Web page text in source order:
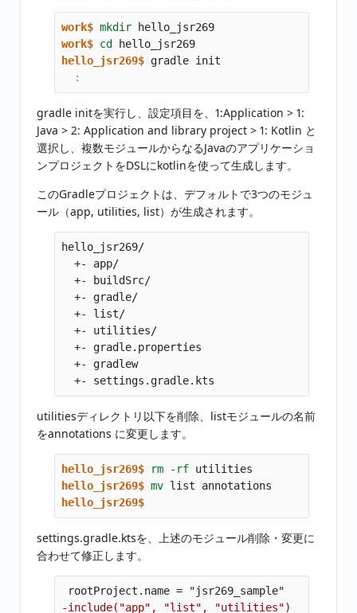
work$ mkdir
work$ cd
hello_jsr269$
gradle initを実行し、設定項目を、1:Application > 1:
Java > 2: Application and library project > 1: Kotlin と
選択し、複数モジュールからなるJavaのアプリケーショ
ンプロジェクトをDSLにkotlinを使って生成します。
このGradleプロジェクトは、デフォルトで3つのモジュ
ール（app, utilities, list）が生成されます。
hello_jsr269/
  +- app/
  +- buildSrc/
  +- gradle/
  +- list/
  +- utilities/
  +- gradle.properties
  +- gradlew
utilitiesディレクトリ以下を削除、listモジュールの名前
をannotations に変更します。
hello_jsr269$ rm -rf
hello_jsr269$ mv
hello_jsr269$
settings.gradle.ktsを、上述のモジュール削除・変更に
合わせて修正します。